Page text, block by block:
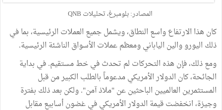
المصادر: بلومبرغ، تحليلات QNB
كان هذا الارتفاع واسع النطاق، ويشمل جميع العملات الرئيسية، بما في
ذلك اليورو والين الياباني ومعظم عملات الأسواق الناشئة الرئيسية.
ومع ذلك، فإن هذه التحركات لم تحدث في خط مستقيم. في بداية
الجائحة، كان الدولار الأمريكي مدعوماً بالطلب الكبير من قبل
المستثمرين العالميين الباحثين عن "ملاذ آمن". ولكن بعد ذلك بفترة
وجيزة، انخفضت قيمة الدولار الأمريكي في غضون أسابيع مقابل